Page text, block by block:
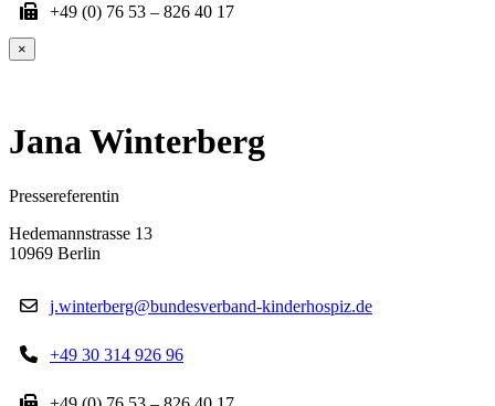
+49 (0) 76 53 – 826 40 17
×
Jana Winterberg
Pressereferentin
Hedemannstrasse 13
10969 Berlin
j.winterberg@bundesverband-kinderhospiz.de
+49 30 314 926 96